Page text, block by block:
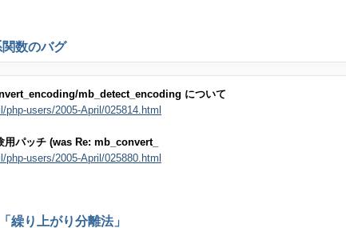
数のバグ
mb_detect_encoding について
php-users/2005-April/025814.html
パッチ (was Re: mb_convert_
php-users/2005-April/025880.html
繰り上がり分離法」